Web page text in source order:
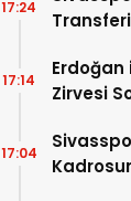
17:24
Erdoğan
Zirvesi
17:14
17:04